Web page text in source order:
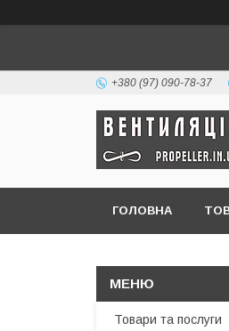
+380 (97) 090-78-37
ГОЛОВНА
Товари та послуги